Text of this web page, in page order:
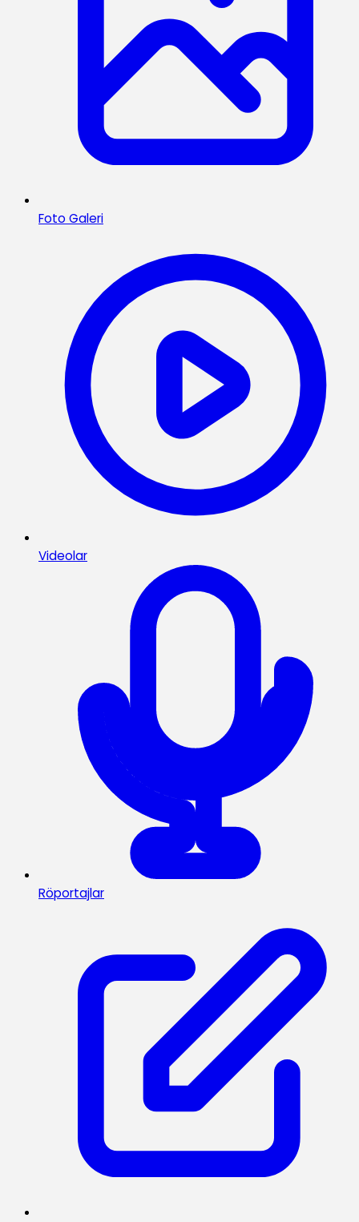
Foto Galeri
Videolar
Röportajlar